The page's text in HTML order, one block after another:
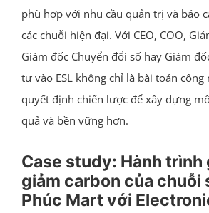
phù hợp với nhu cầu quản trị và báo
các chuỗi hiện đại. Với CEO, COO,
Giám đốc Chuyển đổi số hay Giám
tư vào ESL không chỉ là bài toán công
quyết định chiến lược để xây dựng
quả và bền vững hơn.
Case study: Hành trình
giảm carbon của chuỗi
Phúc Mart với